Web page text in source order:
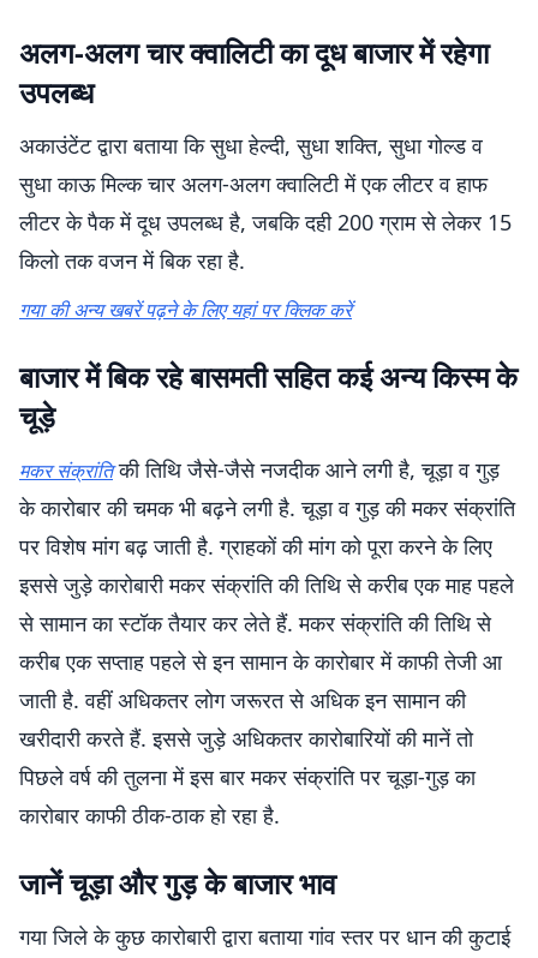
अलग-अलग चार क्वालिटी का दूध बाजार में रहेगा
उपलब्ध
अकाउंटेंट द्वारा बताया कि सुधा हेल्दी, सुधा शक्ति, सुधा गोल्ड व
सुधा काऊ मिल्क चार अलग-अलग क्वालिटी में एक लीटर व हाफ
लीटर के पैक में दूध उपलब्ध है, जबकि दही 200 ग्राम से लेकर 15
किलो तक वजन में बिक रहा है.
गया की अन्य खबरें पढ़ने के लिए यहां पर क्लिक करें
बाजार में बिक रहे बासमती सहित कई अन्य किस्म के
चूड़े
मकर संक्रांतिकी तिथि जैसे-जैसे नजदीक आने लगी है, चूड़ा व गुड़
के कारोबार की चमक भी बढ़ने लगी है. चूड़ा व गुड़ की मकर संक्रांति
पर विशेष मांग बढ़ जाती है. ग्राहकों की मांग को पूरा करने के लिए
इससे जुड़े कारोबारी मकर संक्रांति की तिथि से करीब एक माह पहले
से सामान का स्टॉक तैयार कर लेते हैं. मकर संक्रांति की तिथि से
करीब एक सप्ताह पहले से इन सामान के कारोबार में काफी तेजी आ
जाती है. वहीं अधिकतर लोग जरूरत से अधिक इन सामान की
खरीदारी करते हैं. इससे जुड़े अधिकतर कारोबारियों की मानें तो
पिछले वर्ष की तुलना में इस बार मकर संक्रांति पर चूड़ा-गुड़ का
कारोबार काफी ठीक-ठाक हो रहा है.
जानें चूड़ा और गुड़ के बाजार भाव
गया जिले के कुछ कारोबारी द्वारा बताया गांव स्तर पर धान की कुटाई